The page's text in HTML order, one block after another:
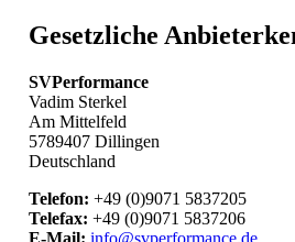
Gesetzliche
SVPerformance
Vadim Sterkel
Am Mittelfeld
5789407 Dillingen
Deutschland
Telefon: +49 (0)9071 5837205
Telefax: +49 (0)9071 5837206